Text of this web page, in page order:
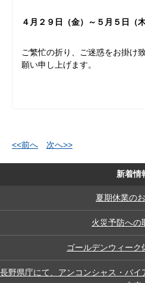
４月２９日（金）～５月５日（
ご繁忙の折り、ご迷惑をお掛け
願い申し上げます。
<<前へ 次へ>>
新着情
夏期休業の
火災予防への
ゴールデンウィーク
長野県庁にて、アンコンシャス・バ